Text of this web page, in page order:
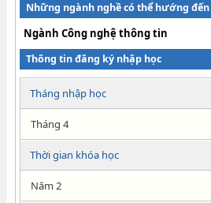
Những ngành nghề có thể hướng đến
Ngành Công nghệ thông tin
Thông tin đăng ký nhập học
Tháng nhập học
Tháng 4
Thời gian khóa học
Năm 2